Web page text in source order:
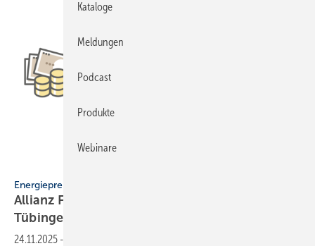
Energiepreise
Allianz Freie Wärme: Teure Kalte Nahwärme
Tübingen
24.11.2025 -
Kataloge
Meldungen
Podcast
Produkte
Webinare